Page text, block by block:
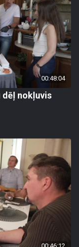
00:48:04
dēļ nokļuvis